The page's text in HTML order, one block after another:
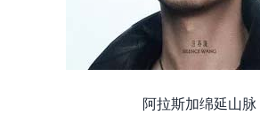
阿拉斯加绵延山脉